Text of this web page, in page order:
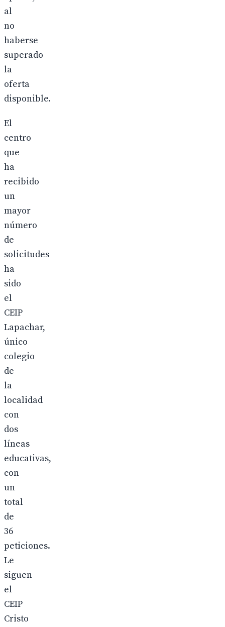
al
no
haberse
superado
la
oferta
disponible.
El
centro
que
ha
recibido
un
mayor
número
de
solicitudes
ha
sido
el
CEIP
Lapachar,
único
colegio
de
la
localidad
con
dos
líneas
educativas,
con
un
total
de
36
peticiones.
Le
siguen
el
CEIP
Cristo